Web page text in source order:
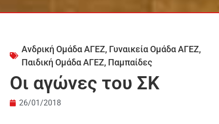
Ανδρική Ομάδα ΑΓΕΖ, Γυναικεία Ομάδα ΑΓΕΖ,
Παιδική Ομάδα ΑΓΕΖ, Παμπαίδες
Οι αγώνες του ΣΚ
26/01/2018